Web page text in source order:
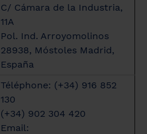
C/ Cámara de la Industria,
11A
Pol. Ind. Arroyomolinos
28938, Móstoles Madrid,
España
Téléphone: (+34) 916 852
130
(+34) 902 304 420
Email: